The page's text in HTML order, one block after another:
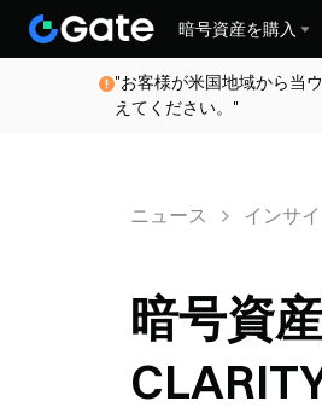
暗号資産を購入
"お客様が米国地域から当
えてください。"
ニュース インサイ
暗号資